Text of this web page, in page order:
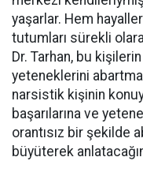
yaşarlar. Hem
tutumları sürekli
Dr. Tarhan, bu
yeteneklerini
narsistik kişinin
başarılarına ve
orantısız bir şekilde
büyüterek